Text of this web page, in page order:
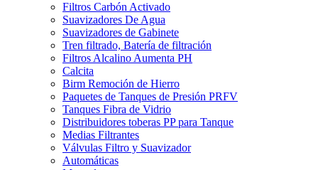
Filtros Carbón Activado
Suavizadores De Agua
Suavizadores de Gabinete
Tren filtrado, Batería de filtración
Filtros Alcalino Aumenta PH
Calcita
Birm Remoción de Hierro
Paquetes de Tanques de Presión PRFV
Tanques Fibra de Vidrio
Distribuidores toberas PP para Tanque
Medias Filtrantes
Válvulas Filtro y Suavizador
Automáticas